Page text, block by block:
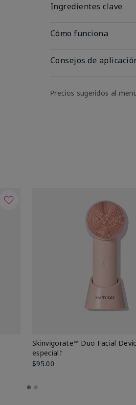
Ingredientes clave
Cómo funciona
Consejos de
Precios sugeridos al
Skinvigorate™ Duo Facial
especial†
$95.00